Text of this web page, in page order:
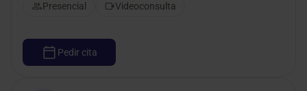
Presencial Videoconsulta
Pedir cita